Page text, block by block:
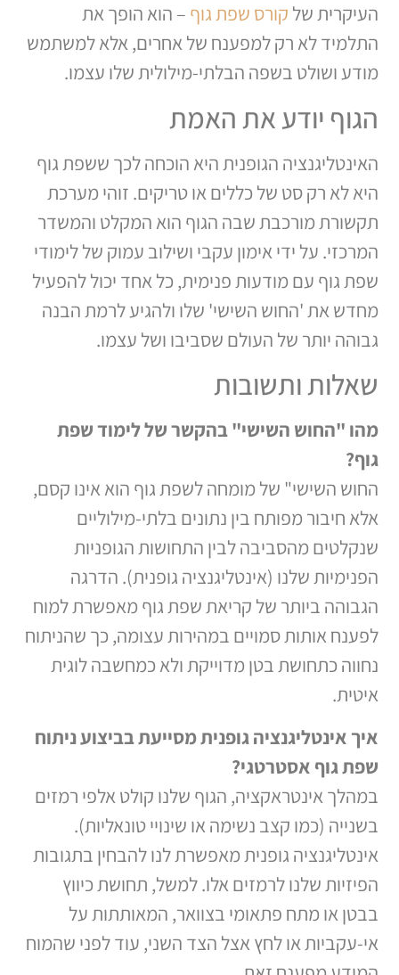
העיקרית של קורס שפת גוף – הוא הופך את
התלמיד לא רק למפענח של אחרים, אלא למשתמש
מודע ושולט בשפה הבלתי-מילולית שלו עצמו.
הגוף יודע את האמת
האינטליגנציה הגופנית היא הוכחה לכך ששפת גוף
היא לא רק סט של כללים או טריקים. זוהי מערכת
תקשורת מורכבת שבה הגוף הוא המקלט והמשדר
המרכזי. על ידי אימון עקבי ושילוב עמוק של לימודי
שפת גוף עם מודעות פנימית, כל אחד יכול להפעיל
מחדש את 'החוש השישי' שלו ולהגיע לרמת הבנה
גבוהה יותר של העולם שסביבו ושל עצמו.
שאלות ותשובות
מהו "החוש השישי" בהקשר של לימוד שפת
גוף?
החוש השישי" של מומחה לשפת גוף הוא אינו קסם,
אלא חיבור מפותח בין נתונים בלתי-מילוליים
שנקלטים מהסביבה לבין התחושות הגופניות
הפנימיות שלנו (אינטליגנציה גופנית). הדרגה
הגבוהה ביותר של קריאת שפת גוף מאפשרת למוח
לפענח אותות סמויים במהירות עצומה, כך שהניתוח
נחווה כתחושת בטן מדוייקת ולא כמחשבה לוגית
איטית.
איך אינטליגנציה גופנית מסייעת בביצוע ניתוח
שפת גוף אסטרטגי?
במהלך אינטראקציה, הגוף שלנו קולט אלפי רמזים
בשנייה (כמו קצב נשימה או שינויי טונאליות).
אינטליגנציה גופנית מאפשרת לנו להבחין בתגובות
הפיזיות שלנו לרמזים אלו. למשל, תחושת כיווץ
בבטן או מתח פתאומי בצוואר, המאותתות על
אי-עקביות או לחץ אצל הצד השני, עוד לפני שהמוח